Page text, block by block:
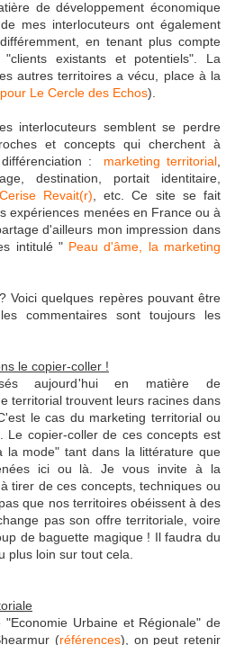
de développement économique
mes interlocuteurs ont également
en tenant plus compte
existants et potentiels". La
autres territoires a vécu, place à la
Le Cercle des Echos).
interlocuteurs semblent se perdre
et concepts qui cherchent à
:
marketing territorial
destination, portait identitaire,
Cerise Revait(r) , etc. Ce site se fait
expériences menées en France ou à
d'ailleurs mon impression dans
intitulé " Peau d'âme, la marketing
Voici quelques repères pouvant être
commentaires sont toujours les
le copier-coller !
aujourd'hui en matière de
territorial trouvent leurs racines dans
le cas du marketing territorial ou
Le copier-coller de ces concepts est
la mode" tant dans la littérature que
ici ou là. Je vous invite à la
tirer de ces concepts, techniques ou
que nos territoires obéissent à des
pas son offre territoriale, voire
de baguette magique ! Il faudra du
plus loin sur tout cela.
Urbaine et Régionale" de
(références), on peut retenir